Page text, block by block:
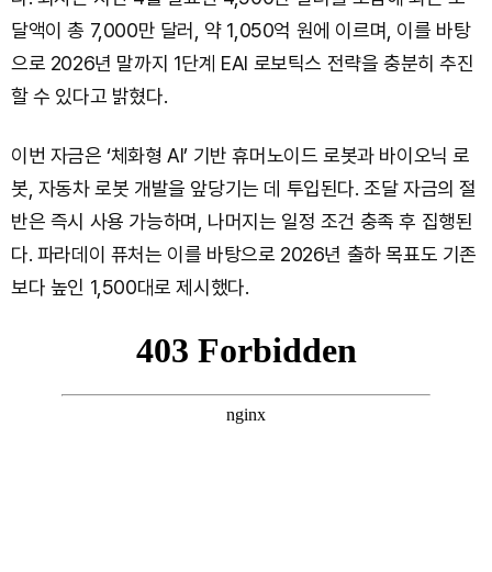
달액이 총 7,000만 달러, 약 1,050억 원에 이르며, 이를 바탕
으로 2026년 말까지 1단계 EAI 로보틱스 전략을 충분히 추진
할 수 있다고 밝혔다.
이번 자금은 ‘체화형 AI’ 기반 휴머노이드 로봇과 바이오닉 로
봇, 자동차 로봇 개발을 앞당기는 데 투입된다. 조달 자금의 절
반은 즉시 사용 가능하며, 나머지는 일정 조건 충족 후 집행된
다. 파라데이 퓨처는 이를 바탕으로 2026년 출하 목표도 기존
보다 높인 1,500대로 제시했다.